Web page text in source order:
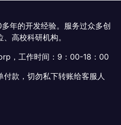
年的开发经验。服务过众多创
高校科研机构。
，工作时间：9：00-18：00
款，切勿私下转账给客服人